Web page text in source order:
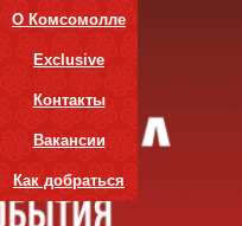
О Комсомолле
Exclusive
Контакты
Вакансии
Как добраться